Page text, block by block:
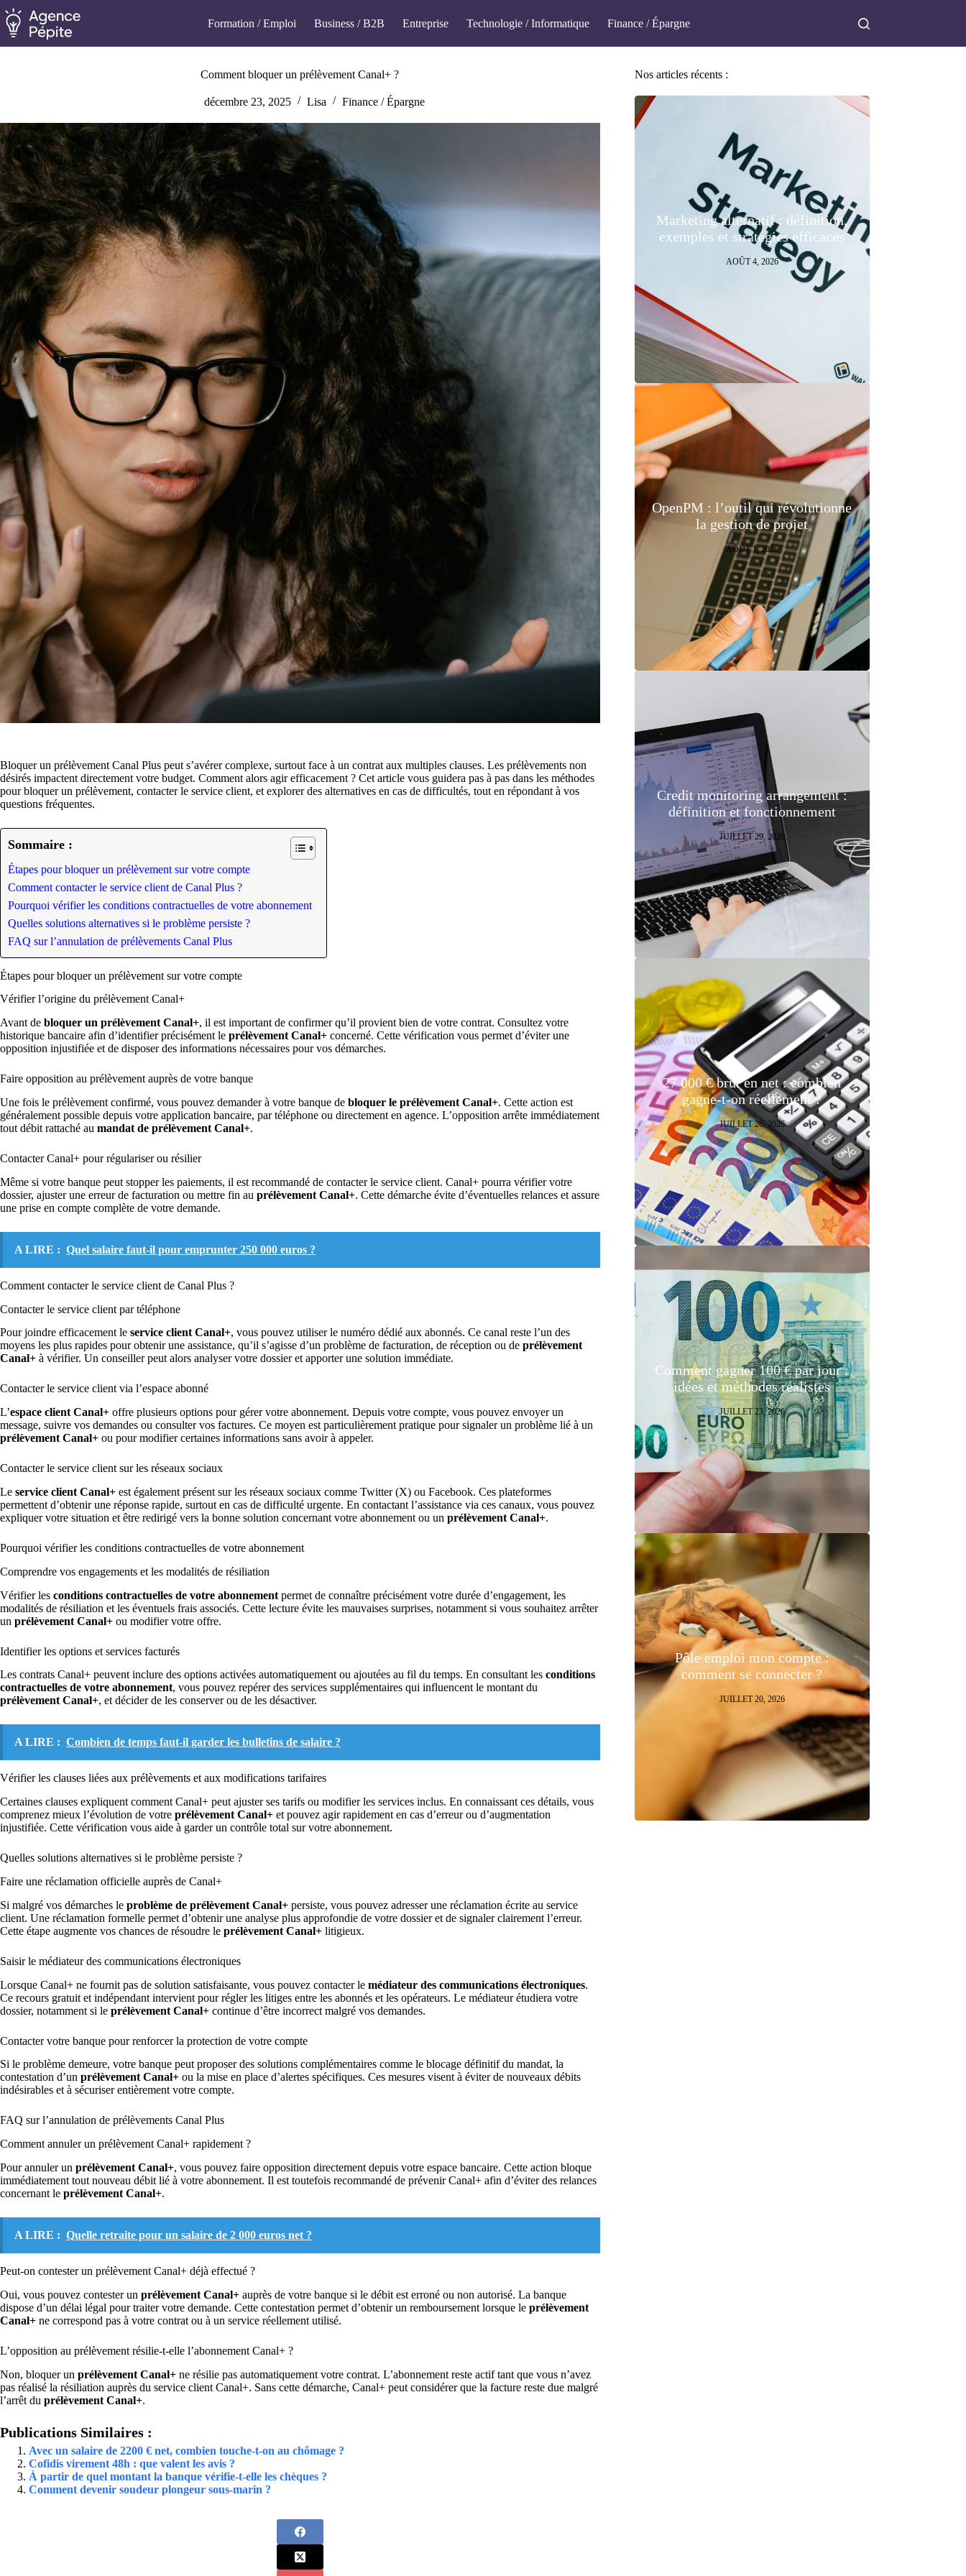
Passer
au
contenu
Formation / Emploi Business / B2B Entreprise Technologie / Informatique Finance / Épargne
Comment bloquer un prélèvement Canal+ ?
décembre 23, 2025 Lisa Finance / Épargne
Bloquer un prélèvement Canal Plus peut s’avérer complexe, surtout face à un contrat aux multiples clauses. Les prélèvements non
désirés impactent directement votre budget. Comment alors agir efficacement ? Cet article vous guidera pas à pas dans les méthodes
pour bloquer un prélèvement, contacter le service client, et explorer des alternatives en cas de difficultés, tout en répondant à vos
questions fréquentes.
Sommaire :
Étapes pour bloquer un prélèvement sur votre compte
Comment contacter le service client de Canal Plus ?
Pourquoi vérifier les conditions contractuelles de votre abonnement
Quelles solutions alternatives si le problème persiste ?
FAQ sur l’annulation de prélèvements Canal Plus
Étapes pour bloquer un prélèvement sur votre compte
Vérifier l’origine du prélèvement Canal+
Avant de bloquer un prélèvement Canal+, il est important de confirmer qu’il provient bien de votre contrat. Consultez votre
historique bancaire afin d’identifier précisément le prélèvement Canal+ concerné. Cette vérification vous permet d’éviter une
opposition injustifiée et de disposer des informations nécessaires pour vos démarches.
Faire opposition au prélèvement auprès de votre banque
Une fois le prélèvement confirmé, vous pouvez demander à votre banque de bloquer le prélèvement Canal+. Cette action est
généralement possible depuis votre application bancaire, par téléphone ou directement en agence. L’opposition arrête immédiatement
tout débit rattaché au mandat de prélèvement Canal+.
Contacter Canal+ pour régulariser ou résilier
Même si votre banque peut stopper les paiements, il est recommandé de contacter le service client. Canal+ pourra vérifier votre
dossier, ajuster une erreur de facturation ou mettre fin au prélèvement Canal+. Cette démarche évite d’éventuelles relances et assure
une prise en compte complète de votre demande.
A LIRE : Quel salaire faut-il pour emprunter 250 000 euros ?
Comment contacter le service client de Canal Plus ?
Contacter le service client par téléphone
Pour joindre efficacement le service client Canal+, vous pouvez utiliser le numéro dédié aux abonnés. Ce canal reste l’un des
moyens les plus rapides pour obtenir une assistance, qu’il s’agisse d’un problème de facturation, de réception ou de prélèvement
Canal+ à vérifier. Un conseiller peut alors analyser votre dossier et apporter une solution immédiate.
Contacter le service client via l’espace abonné
L’espace client Canal+ offre plusieurs options pour gérer votre abonnement. Depuis votre compte, vous pouvez envoyer un
message, suivre vos demandes ou consulter vos factures. Ce moyen est particulièrement pratique pour signaler un problème lié à un
prélèvement Canal+ ou pour modifier certaines informations sans avoir à appeler.
Contacter le service client sur les réseaux sociaux
Le service client Canal+ est également présent sur les réseaux sociaux comme Twitter (X) ou Facebook. Ces plateformes
permettent d’obtenir une réponse rapide, surtout en cas de difficulté urgente. En contactant l’assistance via ces canaux, vous pouvez
expliquer votre situation et être redirigé vers la bonne solution concernant votre abonnement ou un prélèvement Canal+.
Pourquoi vérifier les conditions contractuelles de votre abonnement
Comprendre vos engagements et les modalités de résiliation
Vérifier les conditions contractuelles de votre abonnement permet de connaître précisément votre durée d’engagement, les
modalités de résiliation et les éventuels frais associés. Cette lecture évite les mauvaises surprises, notamment si vous souhaitez arrêter
un prélèvement Canal+ ou modifier votre offre.
Identifier les options et services facturés
Les contrats Canal+ peuvent inclure des options activées automatiquement ou ajoutées au fil du temps. En consultant les conditions
contractuelles de votre abonnement, vous pouvez repérer des services supplémentaires qui influencent le montant du
prélèvement Canal+, et décider de les conserver ou de les désactiver.
A LIRE : Combien de temps faut-il garder les bulletins de salaire ?
Vérifier les clauses liées aux prélèvements et aux modifications tarifaires
Certaines clauses expliquent comment Canal+ peut ajuster ses tarifs ou modifier les services inclus. En connaissant ces détails, vous
comprenez mieux l’évolution de votre prélèvement Canal+ et pouvez agir rapidement en cas d’erreur ou d’augmentation
injustifiée. Cette vérification vous aide à garder un contrôle total sur votre abonnement.
Quelles solutions alternatives si le problème persiste ?
Faire une réclamation officielle auprès de Canal+
Si malgré vos démarches le problème de prélèvement Canal+ persiste, vous pouvez adresser une réclamation écrite au service
client. Une réclamation formelle permet d’obtenir une analyse plus approfondie de votre dossier et de signaler clairement l’erreur.
Cette étape augmente vos chances de résoudre le prélèvement Canal+ litigieux.
Saisir le médiateur des communications électroniques
Lorsque Canal+ ne fournit pas de solution satisfaisante, vous pouvez contacter le médiateur des communications électroniques.
Ce recours gratuit et indépendant intervient pour régler les litiges entre les abonnés et les opérateurs. Le médiateur étudiera votre
dossier, notamment si le prélèvement Canal+ continue d’être incorrect malgré vos demandes.
Contacter votre banque pour renforcer la protection de votre compte
Si le problème demeure, votre banque peut proposer des solutions complémentaires comme le blocage définitif du mandat, la
contestation d’un prélèvement Canal+ ou la mise en place d’alertes spécifiques. Ces mesures visent à éviter de nouveaux débits
indésirables et à sécuriser entièrement votre compte.
FAQ sur l’annulation de prélèvements Canal Plus
Comment annuler un prélèvement Canal+ rapidement ?
Pour annuler un prélèvement Canal+, vous pouvez faire opposition directement depuis votre espace bancaire. Cette action bloque
immédiatement tout nouveau débit lié à votre abonnement. Il est toutefois recommandé de prévenir Canal+ afin d’éviter des relances
concernant le prélèvement Canal+.
A LIRE : Quelle retraite pour un salaire de 2 000 euros net ?
Peut-on contester un prélèvement Canal+ déjà effectué ?
Oui, vous pouvez contester un prélèvement Canal+ auprès de votre banque si le débit est erroné ou non autorisé. La banque
dispose d’un délai légal pour traiter votre demande. Cette contestation permet d’obtenir un remboursement lorsque le prélèvement
Canal+ ne correspond pas à votre contrat ou à un service réellement utilisé.
L’opposition au prélèvement résilie-t-elle l’abonnement Canal+ ?
Non, bloquer un prélèvement Canal+ ne résilie pas automatiquement votre contrat. L’abonnement reste actif tant que vous n’avez
pas réalisé la résiliation auprès du service client Canal+. Sans cette démarche, Canal+ peut considérer que la facture reste due malgré
l’arrêt du prélèvement Canal+.
Publications Similaires :
Avec un salaire de 2200 € net, combien touche-t-on au chômage ?
Cofidis virement 48h : que valent les avis ?
À partir de quel montant la banque vérifie-t-elle les chèques ?
Comment devenir soudeur plongeur sous-marin ?
Nos articles récents :
Marketing alternatif : définition,
exemples et stratégies efficaces
AOÛT 4, 2026
OpenPM : l’outil qui révolutionne
la gestion de projet
AOÛT 1, 2026
Credit monitoring arrangement :
définition et fonctionnement
JUILLET 29, 2026
27 000 € brut en net : combien
gagne-t-on réellement ?
JUILLET 26, 2026
Comment gagner 100 € par jour :
idées et méthodes réalistes
JUILLET 23, 2026
Pôle emploi mon compte :
comment se connecter ?
JUILLET 20, 2026